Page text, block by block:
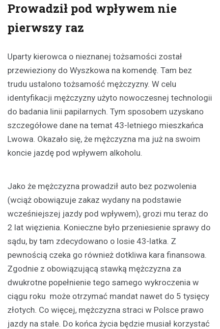
Prowadził pod wpływem nie
pierwszy raz
Uparty kierowca o nieznanej tożsamości został
przewieziony do Wyszkowa na komendę. Tam bez
trudu ustalono tożsamość mężczyzny. W celu
identyfikacji mężczyzny użyto nowoczesnej technologii
do badania linii papilarnych. Tym sposobem uzyskano
szczegółowe dane na temat 43-letniego mieszkańca
Lwowa. Okazało się, że mężczyzna ma już na swoim
koncie jazdę pod wpływem alkoholu.
Jako że mężczyzna prowadził auto bez pozwolenia
(wciąż obowiązuje zakaz wydany na podstawie
wcześniejszej jazdy pod wpływem), grozi mu teraz do
2 lat więzienia. Konieczne było przeniesienie sprawy do
sądu, by tam zdecydowano o losie 43-latka. Z
pewnością czeka go również dotkliwa kara finansowa.
Zgodnie z obowiązującą stawką mężczyzna za
dwukrotne popełnienie tego samego wykroczenia w
ciągu roku może otrzymać mandat nawet do 5 tysięcy
złotych. Co więcej, mężczyzna straci w Polsce prawo
jazdy na stałe. Do końca życia będzie musiał korzystać